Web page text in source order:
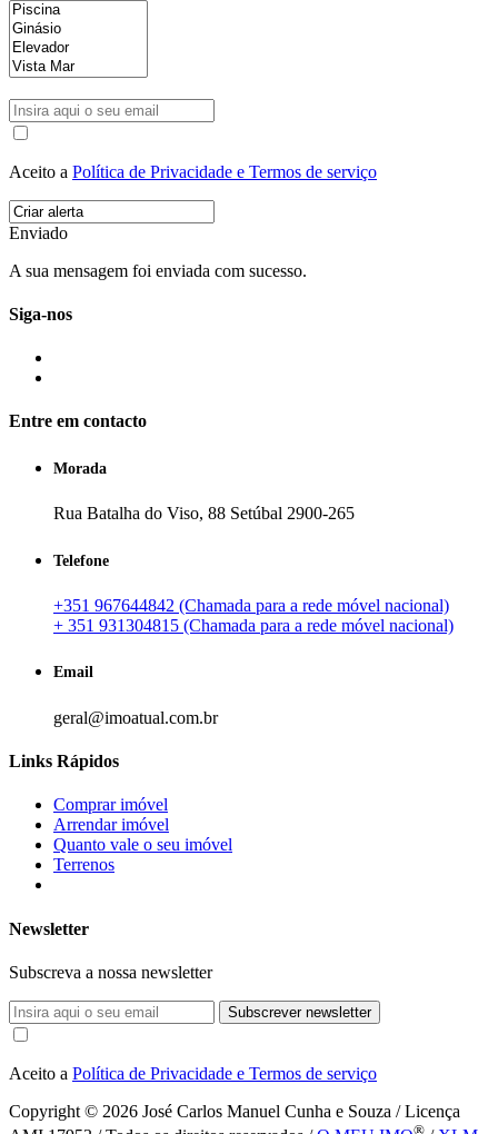
Aceito a Política de Privacidade e Termos de serviço
Enviado
A sua mensagem foi enviada com sucesso.
Siga-nos
Entre em contacto
Morada
Rua Batalha do Viso, 88 Setúbal 2900-265
Telefone
+351 967644842 (Chamada para a rede móvel nacional)
+ 351 931304815 (Chamada para a rede móvel nacional)
Email
geral@imoatual.com.br
Links Rápidos
Comprar imóvel
Arrendar imóvel
Quanto vale o seu imóvel
Terrenos
Newsletter
Subscreva a nossa newsletter
Subscrever newsletter
Aceito a Política de Privacidade e Termos de serviço
Copyright © 2026 José Carlos Manuel Cunha e Souza / Licença
®